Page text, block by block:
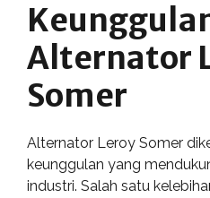
Alternator
Somer
Alternator Leroy Somer
keunggulan yang
industri. Salah satu